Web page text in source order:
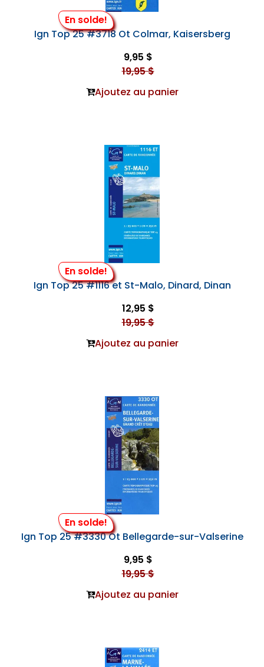
En solde!
Ign Top 25 #3718 Ot Colmar, Kaisersberg
9,95 $
19,95 $
Ajoutez au panier
En solde!
Ign Top 25 #1116 et St-Malo, Dinard, Dinan
12,95 $
19,95 $
Ajoutez au panier
En solde!
Ign Top 25 #3330 Ot Bellegarde-sur-Valserine
9,95 $
19,95 $
Ajoutez au panier